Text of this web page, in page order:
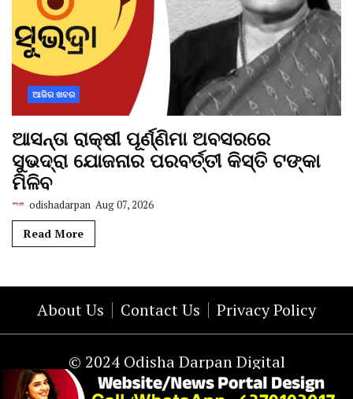
ଆଜିର ଖବର
ଆସନ୍ତା ରାକ୍ଷୀ ପୂର୍ଣ୍ଣିମା ଅବସରରେ
ସୁଭଦ୍ରା ଯୋଜନାର ପରବର୍ତ୍ତୀ କିସ୍ତି ଟଙ୍କା
ମିଳିବ
odishadarpan Aug 07, 2026
Read More
About Us Contact Us Privacy Policy
© 2024 Odisha Darpan Digital